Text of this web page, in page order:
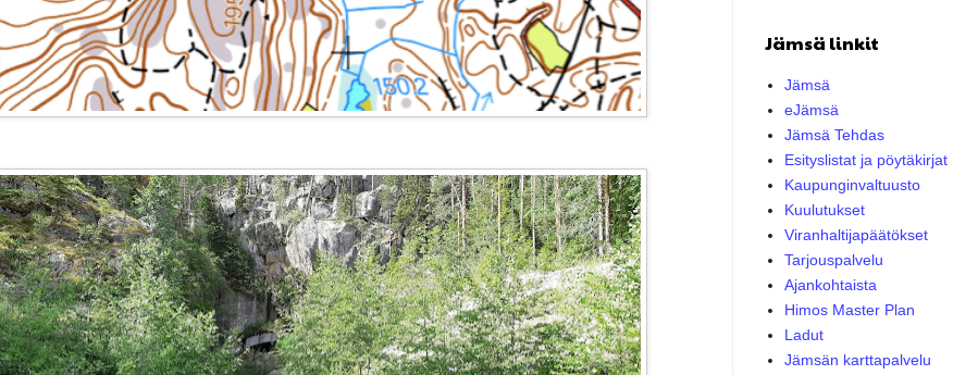
Jämsä linkit
Jämsä
eJämsä
Jämsä Tehdas
Esityslistat ja pöytäkirjat
Kaupunginvaltuusto
Kuulutukset
Viranhaltijapäätökset
Tarjouspalvelu
Ajankohtaista
Himos Master Plan
Ladut
Jämsän karttapalvelu